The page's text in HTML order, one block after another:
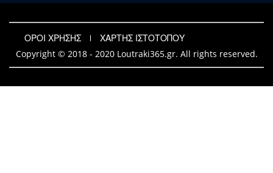
ΟΡΟΙ ΧΡΗΣΗΣ
ΧΑΡΤΗΣ ΙΣΤΟΤΟΠΟΥ
Copyright © 2018 - 2020 Loutraki365.gr. All rights reserved.